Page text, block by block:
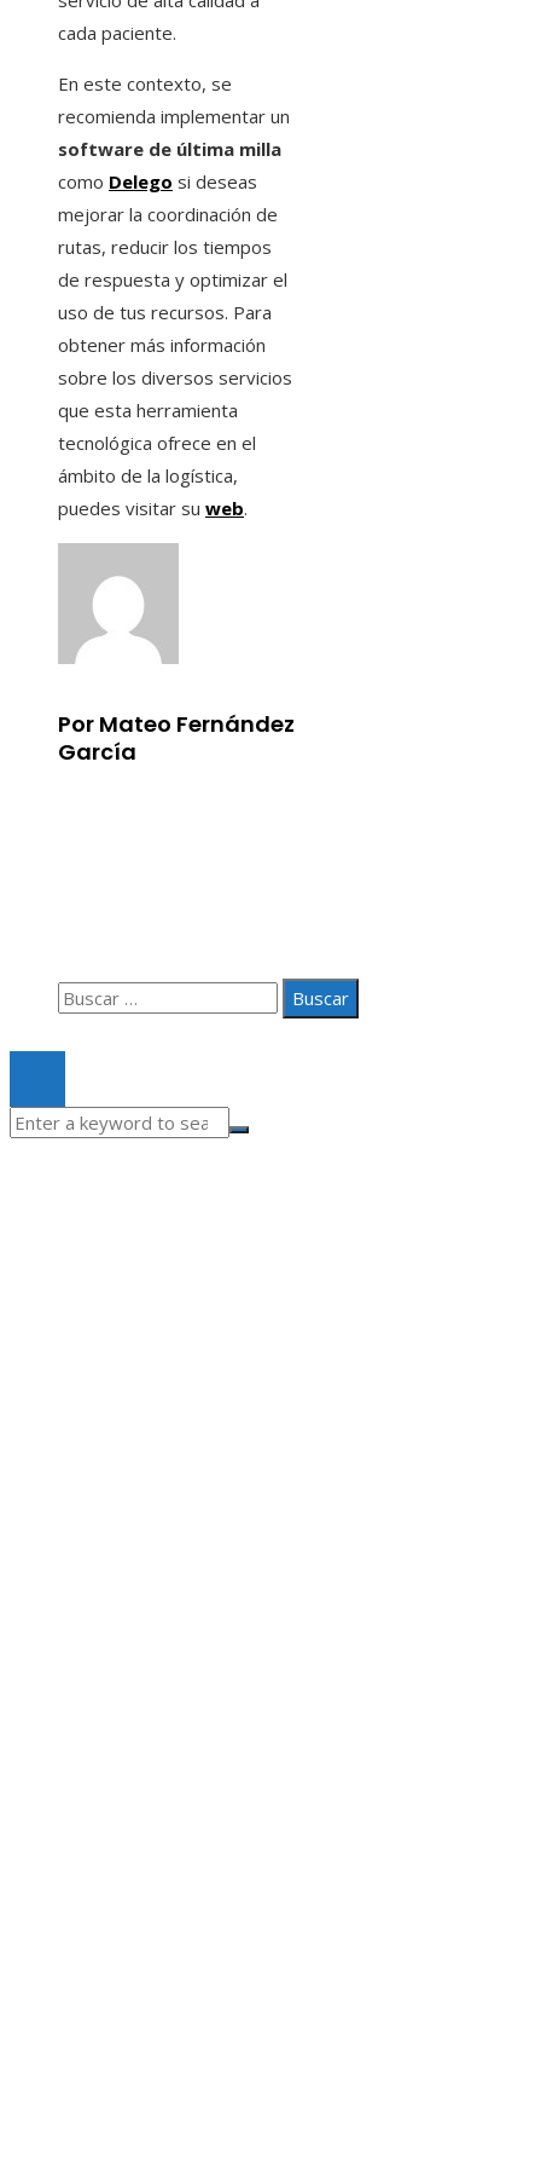
cada paciente.
En este contexto, se
recomienda implementar un
software de última milla
como Delego si deseas
mejorar la coordinación de
rutas, reducir los tiempos
de respuesta y optimizar el
uso de tus recursos. Para
obtener más información
sobre los diversos servicios
que esta herramienta
tecnológica ofrece en el
ámbito de la logística,
puedes visitar su web.
Por Mateo Fernández
García
Buscar: